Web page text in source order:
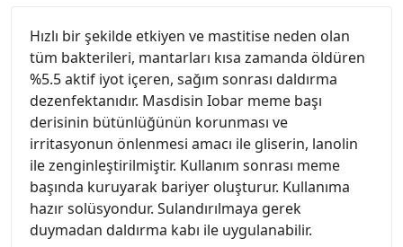
Hızlı bir şekilde etkiyen ve mastitise neden olan
tüm bakterileri, mantarları kısa zamanda öldüren
%5.5 aktif iyot içeren, sağım sonrası daldırma
dezenfektanıdır. Masdisin Iobar meme başı
derisinin bütünlüğünün korunması ve
irritasyonun önlenmesi amacı ile gliserin, lanolin
ile zenginleştirilmiştir. Kullanım sonrası meme
başında kuruyarak bariyer oluşturur. Kullanıma
hazır solüsyondur. Sulandırılmaya gerek
duymadan daldırma kabı ile uygulanabilir.